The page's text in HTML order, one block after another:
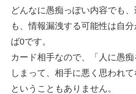
どんなに愚痴っぽい内容でも
も、情報漏洩する可能性は自
ば0です。
カード相手なので、「人に愚
しまって、相手に悪く思われ
ということもありません。